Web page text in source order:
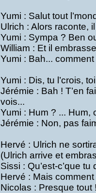
Yumi : Salut tout
Ulrich : Alors raconte,
Yumi : Sympa ? Ben
William : Et il
Yumi : Bah...
Yumi : Dis, tu l’crois,
Jérémie : Bah ! T’en
vois...
Yumi : Hum ? ... Hum,
Jérémie : Non, pas
Hervé : Ulrich ne
(Ulrich arrive et
Sissi : Qu’est-c’que
Hervé : Mais comment
Nicolas : Presque tout